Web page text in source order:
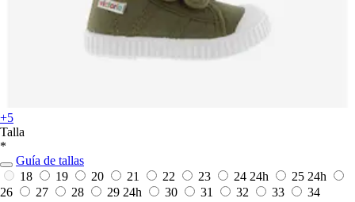
+5
Talla
*
Guía de tallas
18
19 20 21 22 23 24 24h 25 24h
26
27 28 29 24h 30 31 32 33
34